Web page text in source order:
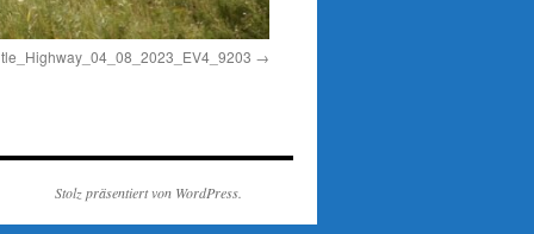
Stolz präsentiert von WordPress.